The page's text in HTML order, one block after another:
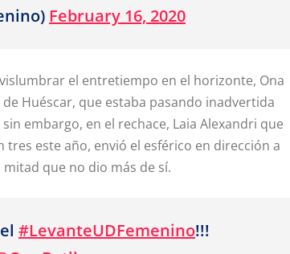
February 16, 2020
el entretiempo en el horizonte, Ona
Huéscar, que estaba pasando inadvertida
embargo, en el rechace, Laia Alexandri que
este año, envió el esférico en dirección a
que no dio más de sí.
#LevanteUDFemenino!!!